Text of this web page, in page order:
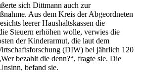
sich Dittmann auch zur
Aus dem Kreis der Abgeordneten
leerer Haushaltskassen die
Steuern erhöhen wolle, verwies die
der Kinderarmut, die laut dem
(DIW) bei jährlich 120
bezahlt die denn?“, fragte sie. Die
befand sie.